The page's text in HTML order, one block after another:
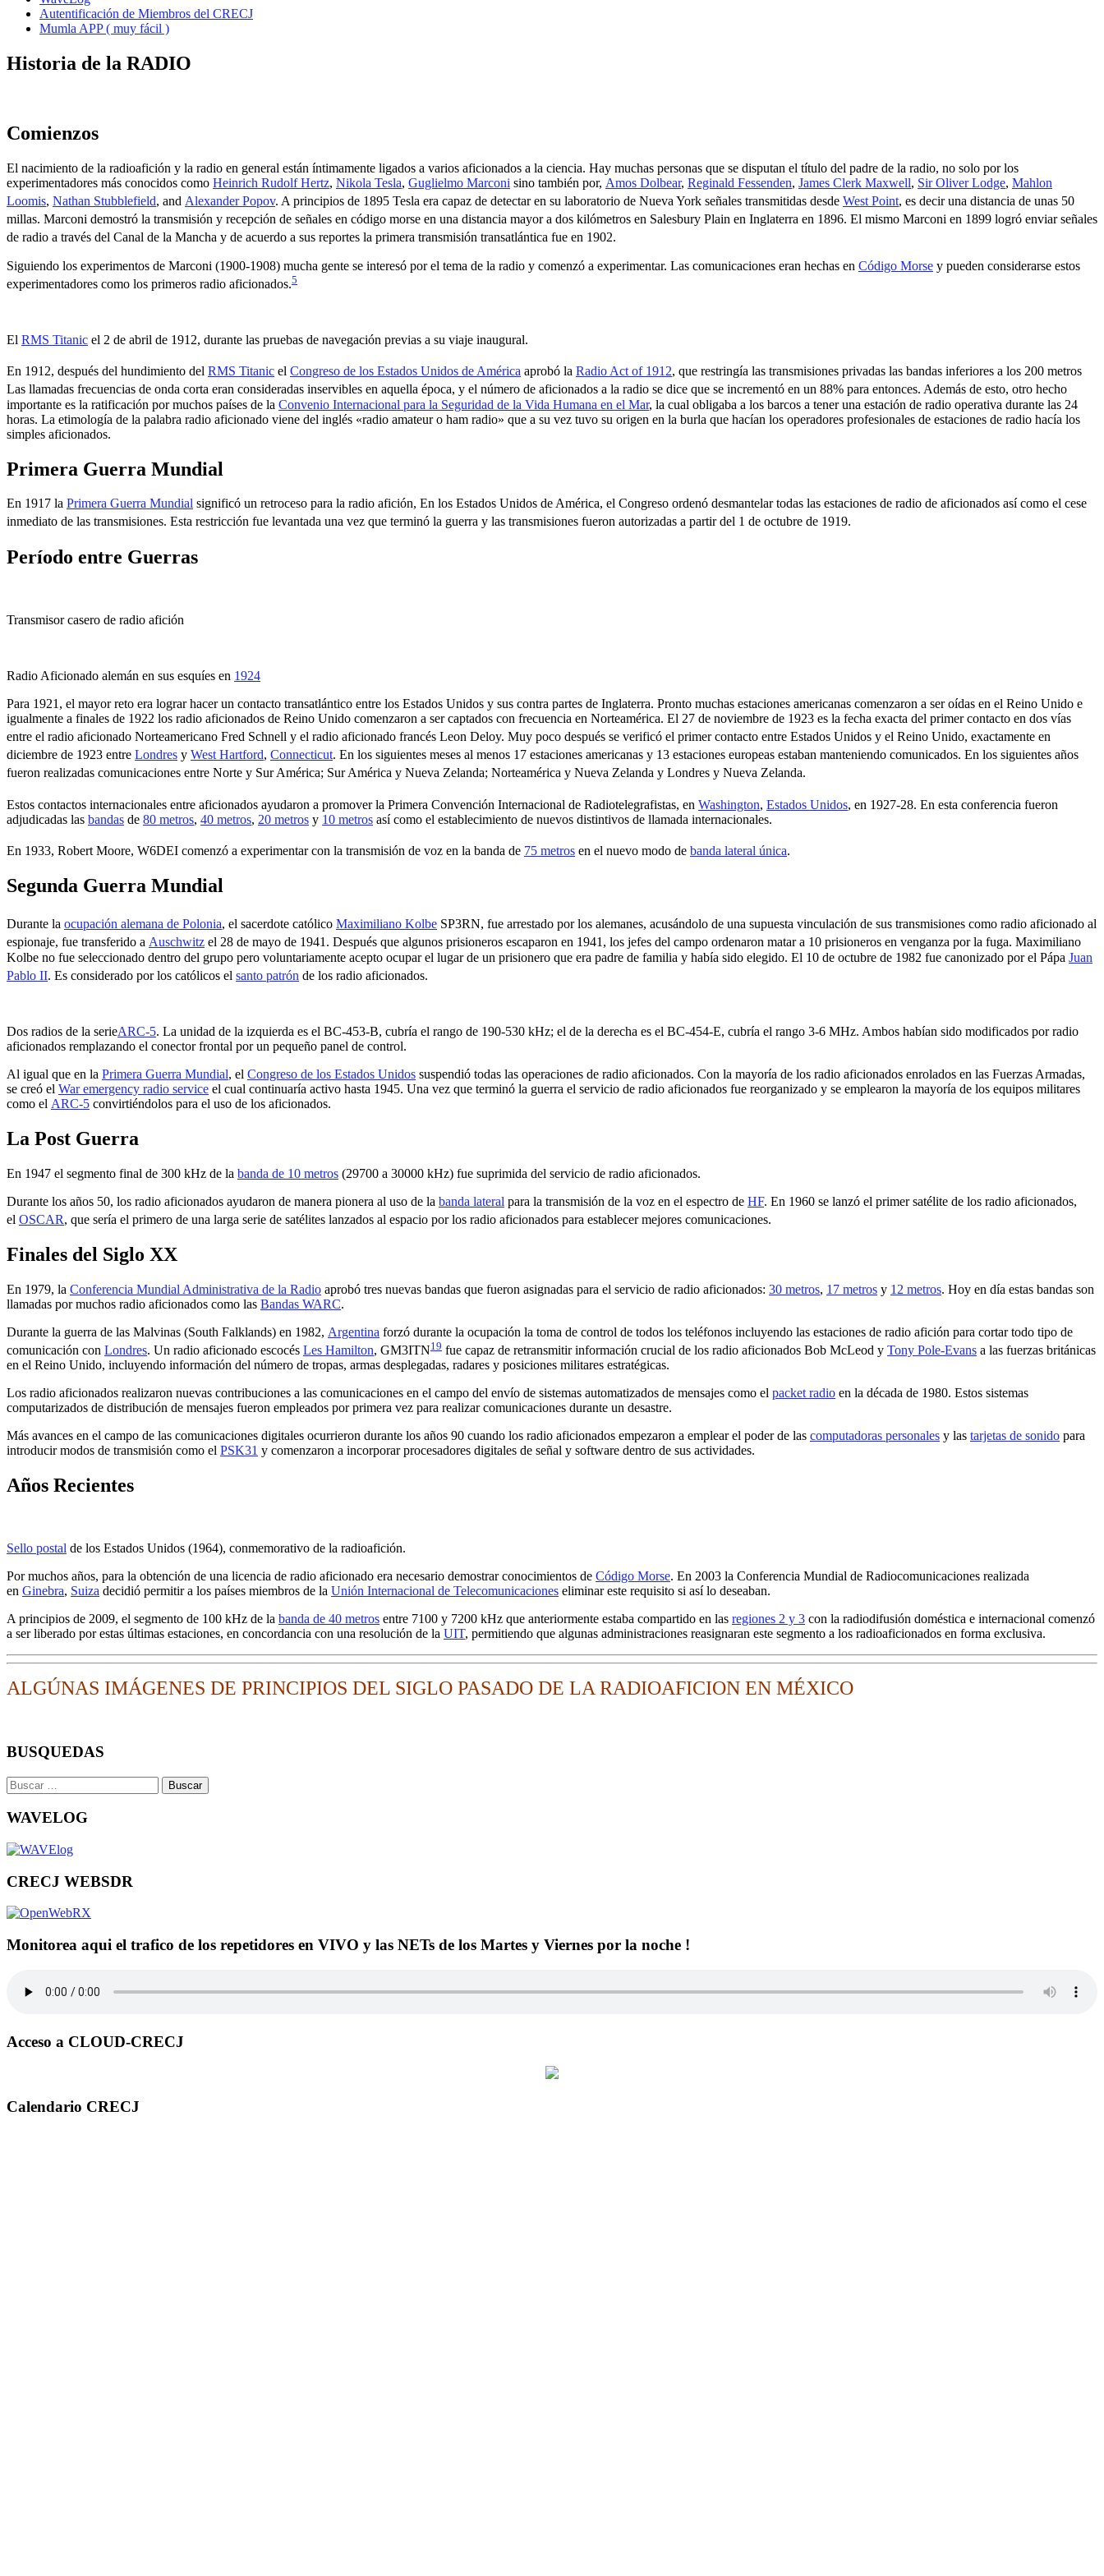
Autentificación de Miembros del CRECJ
Mumla APP ( muy fácil )
Historia de la RADIO
Comienzos
El nacimiento de la radioafición y la radio en general están íntimamente ligados a varios aficionados a la ciencia. Hay muchas personas que se disputan el título del padre de la radio, no solo por los
experimentadores más conocidos como Heinrich Rudolf Hertz, Nikola Tesla, Guglielmo Marconi sino también por, Amos Dolbear, Reginald Fessenden, James Clerk Maxwell, Sir Oliver Lodge, Mahlon
Loomis, Nathan Stubblefield, ​ and Alexander Popov. ​ A principios de 1895 Tesla era capaz de detectar en su laboratorio de Nueva York señales transmitidas desde West Point, es decir una distancia de unas 50
millas. ​ Marconi demostró la transmisión y recepción de señales en código morse en una distancia mayor a dos kilómetros en Salesbury Plain en Inglaterra en 1896. El mismo Marconi en 1899 logró enviar señales
de radio a través del Canal de la Mancha y de acuerdo a sus reportes la primera transmisión transatlántica fue en 1902.
Siguiendo los experimentos de Marconi (1900-1908) mucha gente se interesó por el tema de la radio y comenzó a experimentar. Las comunicaciones eran hechas en Código Morse y pueden considerarse estos
experimentadores como los primeros radio aficionados.5
El RMS Titanic el 2 de abril de 1912, durante las pruebas de navegación previas a su viaje inaugural.
En 1912, después del hundimiento del RMS Titanic el Congreso de los Estados Unidos de América aprobó la Radio Act of 1912, ​ que restringía las transmisiones privadas las bandas inferiores a los 200 metros
Las llamadas frecuencias de onda corta eran consideradas inservibles en aquella época, y el número de aficionados a la radio se dice que se incrementó en un 88% para entonces. ​ Además de esto, otro hecho
importante es la ratificación por muchos países de la Convenio Internacional para la Seguridad de la Vida Humana en el Mar, la cual obligaba a los barcos a tener una estación de radio operativa durante las 24
horas. La etimología de la palabra radio aficionado viene del inglés «radio amateur o ham radio» que a su vez tuvo su origen en la burla que hacían los operadores profesionales de estaciones de radio hacía los
simples aficionados.
Primera Guerra Mundial
En 1917 la Primera Guerra Mundial significó un retroceso para la radio afición, En los Estados Unidos de América, el Congreso ordenó desmantelar todas las estaciones de radio de aficionados así como el cese
inmediato de las transmisiones. ​ Esta restricción fue levantada una vez que terminó la guerra y las transmisiones fueron autorizadas a partir del 1 de octubre de 1919.
Período entre Guerras
Transmisor casero de radio afición
Radio Aficionado alemán en sus esquíes en 1924
Para 1921, el mayor reto era lograr hacer un contacto transatlántico entre los Estados Unidos y sus contra partes de Inglaterra. Pronto muchas estaciones americanas comenzaron a ser oídas en el Reino Unido e
igualmente a finales de 1922 los radio aficionados de Reino Unido comenzaron a ser captados con frecuencia en Norteamérica. El 27 de noviembre de 1923 es la fecha exacta del primer contacto en dos vías
entre el radio aficionado Norteamericano Fred Schnell y el radio aficionado francés Leon Deloy. ​ Muy poco después se verificó el primer contacto entre Estados Unidos y el Reino Unido, exactamente en
diciembre de 1923 entre Londres y West Hartford, Connecticut. ​ En los siguientes meses al menos 17 estaciones americanas y 13 estaciones europeas estaban manteniendo comunicados. En los siguientes años
fueron realizadas comunicaciones entre Norte y Sur América; Sur América y Nueva Zelanda; Norteamérica y Nueva Zelanda y Londres y Nueva Zelanda.
Estos contactos internacionales entre aficionados ayudaron a promover la Primera Convención Internacional de Radiotelegrafistas, en Washington, Estados Unidos, en 1927-28. ​ En esta conferencia fueron
adjudicadas las bandas de 80 metros, 40 metros, 20 metros y 10 metros así como el establecimiento de nuevos distintivos de llamada internacionales.
En 1933, Robert Moore, W6DEI comenzó a experimentar con la transmisión de voz en la banda de 75 metros en el nuevo modo de banda lateral única.
Segunda Guerra Mundial
Durante la ocupación alemana de Polonia, el sacerdote católico Maximiliano Kolbe SP3RN, fue arrestado por los alemanes, ​ acusándolo de una supuesta vinculación de sus transmisiones como radio aficionado al
espionaje, ​ fue transferido a Auschwitz el 28 de mayo de 1941. Después que algunos prisioneros escaparon en 1941, los jefes del campo ordenaron matar a 10 prisioneros en venganza por la fuga. Maximiliano
Kolbe no fue seleccionado dentro del grupo pero voluntariamente acepto ocupar el lugar de un prisionero que era padre de familia y había sido elegido. El 10 de octubre de 1982 fue canonizado por el Pápa Juan
Pablo II. ​ Es considerado por los católicos el santo patrón de los radio aficionados.
Dos radios de la serieARC-5. La unidad de la izquierda es el BC-453-B, cubría el rango de 190-530 kHz; el de la derecha es el BC-454-E, cubría el rango 3-6 MHz. Ambos habían sido modificados por radio
aficionados remplazando el conector frontal por un pequeño panel de control.
Al igual que en la Primera Guerra Mundial, el Congreso de los Estados Unidos suspendió todas las operaciones de radio aficionados.​ Con la mayoría de los radio aficionados enrolados en las Fuerzas Armadas,
se creó el War emergency radio service el cual continuaría activo hasta 1945. Una vez que terminó la guerra el servicio de radio aficionados fue reorganizado y se emplearon la mayoría de los equipos militares
como el ARC-5 convirtiéndolos para el uso de los aficionados.
La Post Guerra
En 1947 el segmento final de 300 kHz de la banda de 10 metros (29700 a 30000 kHz) fue suprimida del servicio de radio aficionados.
Durante los años 50, los radio aficionados ayudaron de manera pionera al uso de la banda lateral para la transmisión de la voz en el espectro de HF. En 1960 se lanzó el primer satélite de los radio aficionados,
el OSCAR, que sería el primero de una larga serie de satélites lanzados al espacio por los radio aficionados para establecer mejores comunicaciones.
Finales del Siglo XX
En 1979, la Conferencia Mundial Administrativa de la Radio aprobó tres nuevas bandas que fueron asignadas para el servicio de radio aficionados: 30 metros, 17 metros y 12 metros.​ Hoy en día estas bandas son
llamadas por muchos radio aficionados como las Bandas WARC.
Durante la guerra de las Malvinas (South Falklands) en 1982, Argentina forzó durante la ocupación la toma de control de todos los teléfonos incluyendo las estaciones de radio afición para cortar todo tipo de
comunicación con Londres. Un radio aficionado escocés Les Hamilton, GM3ITN19 ​​ fue capaz de retransmitir información crucial de los radio aficionados Bob McLeod y Tony Pole-Evans a las fuerzas británicas
en el Reino Unido, incluyendo información del número de tropas, armas desplegadas, radares y posiciones militares estratégicas.​
Los radio aficionados realizaron nuevas contribuciones a las comunicaciones en el campo del envío de sistemas automatizados de mensajes como el packet radio en la década de 1980. Estos sistemas
computarizados de distribución de mensajes fueron empleados por primera vez para realizar comunicaciones durante un desastre.​
Más avances en el campo de las comunicaciones digitales ocurrieron durante los años 90 cuando los radio aficionados empezaron a emplear el poder de las computadoras personales y las tarjetas de sonido para
introducir modos de transmisión como el PSK31 y comenzaron a incorporar procesadores digitales de señal y software dentro de sus actividades.
Años Recientes
Sello postal de los Estados Unidos (1964), conmemorativo de la radioafición.
Por muchos años, para la obtención de una licencia de radio aficionado era necesario demostrar conocimientos de Código Morse. En 2003 la Conferencia Mundial de Radiocomunicaciones realizada
en Ginebra, Suiza decidió permitir a los países miembros de la Unión Internacional de Telecomunicaciones eliminar este requisito si así lo deseaban.
A principios de 2009, el segmento de 100 kHz de la banda de 40 metros entre 7100 y 7200 kHz que anteriormente estaba compartido en las regiones 2 y 3 con la radiodifusión doméstica e internacional comenzó
a ser liberado por estas últimas estaciones, en concordancia con una resolución de la UIT, permitiendo que algunas administraciones reasignaran este segmento a los radioaficionados en forma exclusiva.
ALGÚNAS IMÁGENES DE PRINCIPIOS DEL SIGLO PASADO DE LA RADIOAFICION EN MÉXICO
BUSQUEDAS
Buscar:
WAVELOG
CRECJ WEBSDR
Monitorea aqui el trafico de los repetidores en VIVO y las NETs de los Martes y Viernes por la noche !
Acceso a CLOUD-CRECJ
Calendario CRECJ